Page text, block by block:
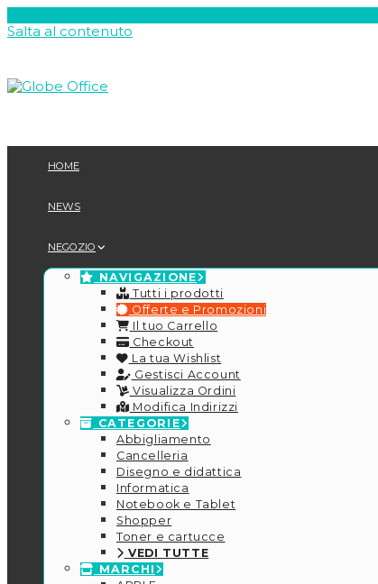
Salta al contenuto
HOME
NEWS
NEGOZIO
NAVIGAZIONE
Tutti i prodotti
Offerte e Promozioni
Il tuo Carrello
Checkout
La tua Wishlist
Gestisci Account
Visualizza Ordini
Modifica Indirizzi
CATEGORIE
Abbigliamento
Cancelleria
Disegno e didattica
Informatica
Notebook e Tablet
Shopper
Toner e cartucce
VEDI TUTTE
MARCHI